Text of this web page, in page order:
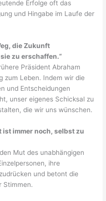
Erfolge oft das
und Hingabe im Laufe der
die Zukunft
zu erschaffen.“
Präsident Abraham
zum Leben. Indem wir die
und Entscheidungen
unser eigenes Schicksal zu
die wir uns wünschen.
ist immer noch, selbst zu
Mut des unabhängigen
ihre
und betont die
Stimmen.